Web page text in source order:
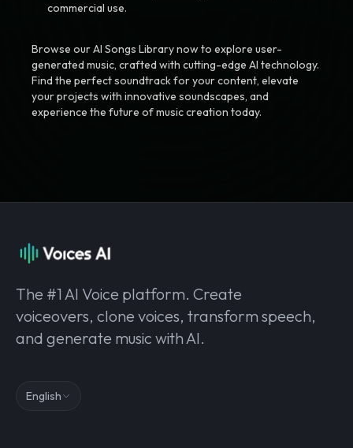
commercial use.
Browse our AI Songs Library now to explore user-
generated music, crafted with cutting-edge AI technology.
Find the perfect soundtrack for your content, elevate
your projects with innovative soundscapes, and
experience the future of music creation today.
The #1 AI Voice platform. Create
voiceovers, clone voices, transform speech,
and generate music with AI.
English